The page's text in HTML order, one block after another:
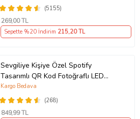
(5155)
269,00 TL
Sepette %20 İndirim 215,20 TL
Sevgiliye Kişiye Özel Spotify
Tasarımlı QR Kod Fotoğraflı LED
Gece Lambası Ahşap Kaideli Hediye
(268)
Kargo Bedava
849,99 TL